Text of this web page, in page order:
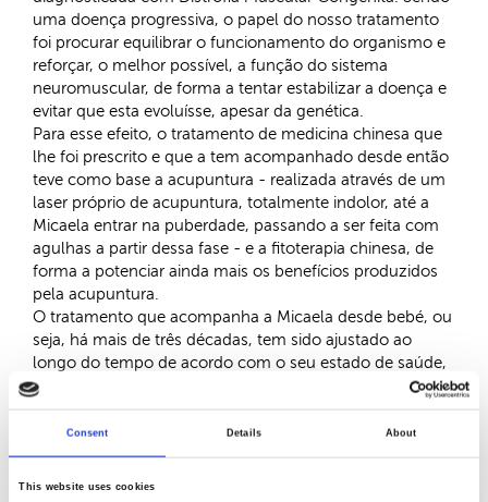
Consent Details About
This website uses cookies
uma doença progressiva, o papel do nosso tratamento
foi procurar equilibrar o funcionamento do organismo e
reforçar, o melhor possível, a função do sistema
neuromuscular, de forma a tentar estabilizar a doença e
evitar que esta evoluísse, apesar da genética.
Para esse efeito, o tratamento de medicina chinesa que
lhe foi prescrito e que a tem acompanhado desde então
teve como base a acupuntura - realizada através de um
laser próprio de acupuntura, totalmente indolor, até a
Micaela entrar na puberdade, passando a ser feita com
agulhas a partir dessa fase - e a fitoterapia chinesa, de
forma a potenciar ainda mais os benefícios produzidos
pela acupuntura.
O tratamento que acompanha a Micaela desde bebé, ou
seja, há mais de três décadas, tem sido ajustado ao
longo do tempo de acordo com o seu estado de saúde,
de forma a fornecer o suporte mais adequado às suas
necessidades em cada fase de vida.
Inicialmente, ainda em bebé, a paciente realizou
tratamentos a um ritmo semanal, passando a quinzenal